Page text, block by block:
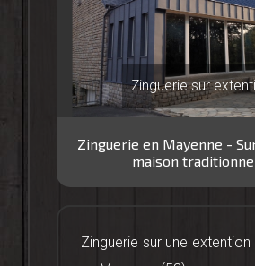
Zinguerie sur
Zinguerie en Mayenne -
maison
Zinguerie sur une